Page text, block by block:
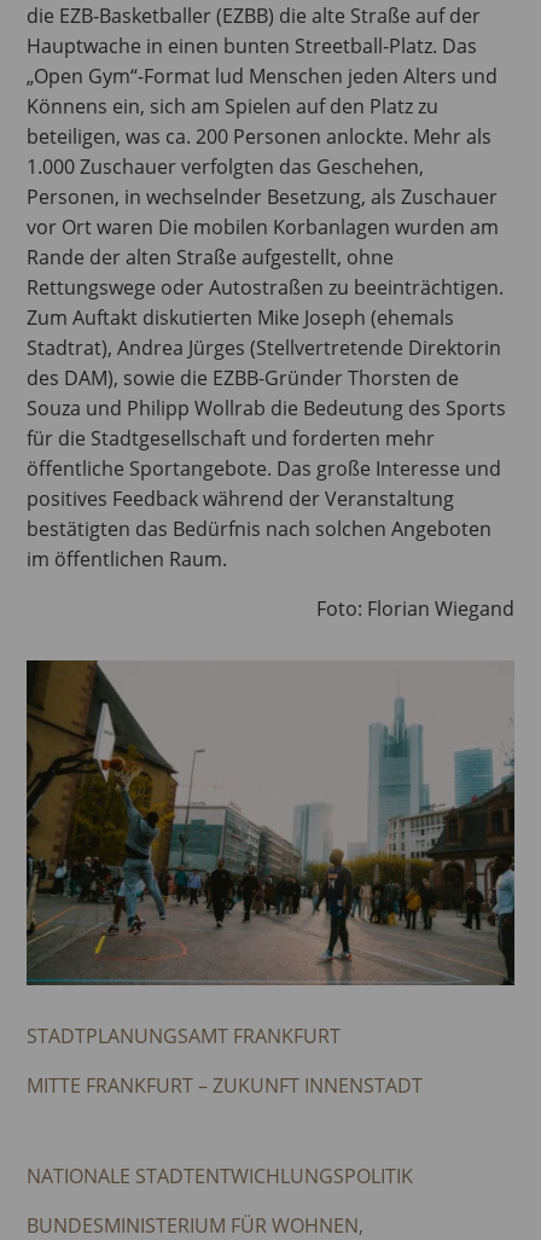
die EZB-Basketballer (EZBB) die alte Straße auf der
Hauptwache in einen bunten Streetball-Platz. Das
„Open Gym“-Format lud Menschen jeden Alters und
Könnens ein, sich am Spielen auf den Platz zu
beteiligen, was ca. 200 Personen anlockte. Mehr als
1.000 Zuschauer verfolgten das Geschehen,
Personen, in wechselnder Besetzung, als Zuschauer
vor Ort waren Die mobilen Korbanlagen wurden am
Rande der alten Straße aufgestellt, ohne
Rettungswege oder Autostraßen zu beeinträchtigen.
Zum Auftakt diskutierten Mike Joseph (ehemals
Stadtrat), Andrea Jürges (Stellvertretende Direktorin
des DAM), sowie die EZBB-Gründer Thorsten de
Souza und Philipp Wollrab die Bedeutung des Sports
für die Stadtgesellschaft und forderten mehr
öffentliche Sportangebote. Das große Interesse und
positives Feedback während der Veranstaltung
bestätigten das Bedürfnis nach solchen Angeboten
im öffentlichen Raum.
Foto: Florian Wiegand
STADTPLANUNGSAMT FRANKFURT
MITTE FRANKFURT – ZUKUNFT INNENSTADT
NATIONALE STADTENTWICHLUNGSPOLITIK
BUNDESMINISTERIUM FÜR WOHNEN,